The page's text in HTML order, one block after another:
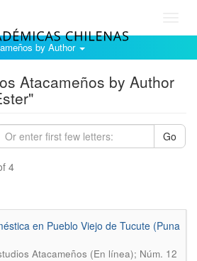
by Author
Atacameños by Author
Go
4
en Pueblo Viejo de Tucute (Puna
Atacameños (En línea); Núm. 12